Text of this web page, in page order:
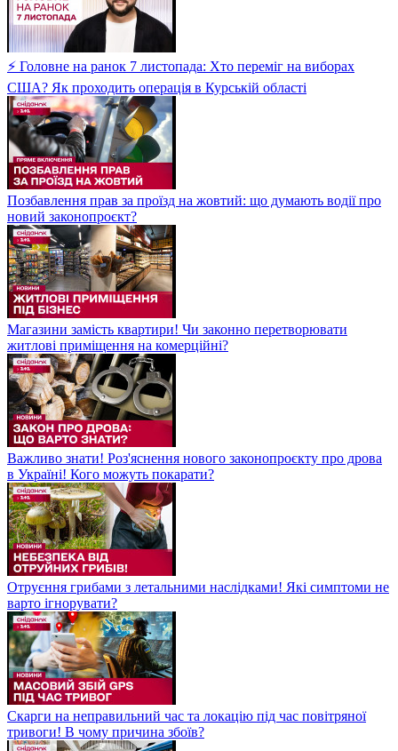
⚡ Головне на ранок 7 листопада: Хто переміг на виборах
США? Як проходить операція в Курській області
Позбавлення прав за проїзд на жовтий: що думають водії про
новий законопроєкт?
Магазини замість квартири! Чи законно перетворювати
житлові приміщення на комерційні?
Важливо знати! Роз'яснення нового законопроєкту про дрова
в Україні! Кого можуть покарати?
Отруєння грибами з летальними наслідками! Які симптоми не
варто ігнорувати?
Скарги на неправильний час та локацію під час повітряної
тривоги! В чому причина збоїв?